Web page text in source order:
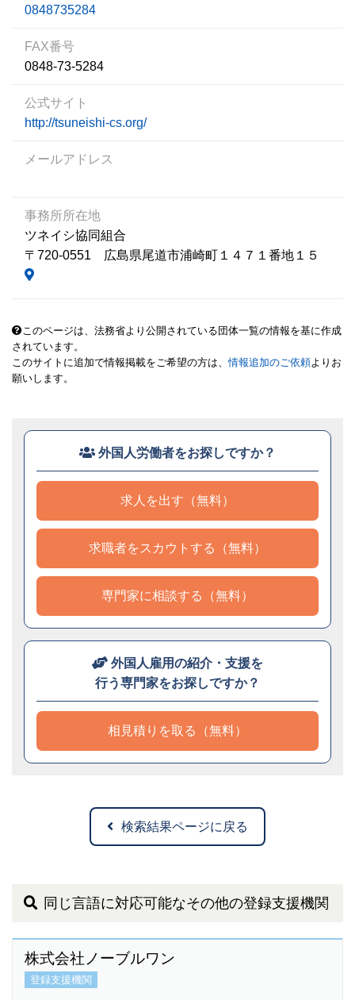
0848735284
FAX番号
0848-73-5284
公式サイト
http://tsuneishi-cs.org/
メールアドレス
事務所所在地
ツネイシ協同組合
〒720-0551 広島県尾道市浦崎町１４７１番地１５
このページは、法務省より公開されている団体一覧の情報を基に作成
されています。
このサイトに追加で情報掲載をご希望の方は、情報追加のご依頼よりお
願いします。
外国人労働者をお探しですか？
求人を出す（無料）
求職者をスカウトする（無料）
専門家に相談する（無料）
外国人雇用の紹介・支援を
行う専門家をお探しですか？
相見積りを取る（無料）
検索結果ページに戻る
同じ言語に対応可能なその他の登録支援機関
株式会社ノーブルワン
登録支援機関